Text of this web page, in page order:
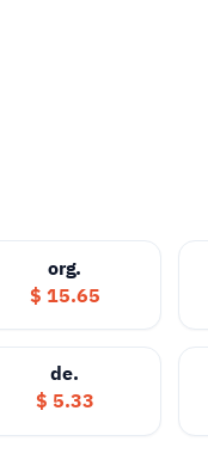
.org
15.65 $
.de
5.33 $